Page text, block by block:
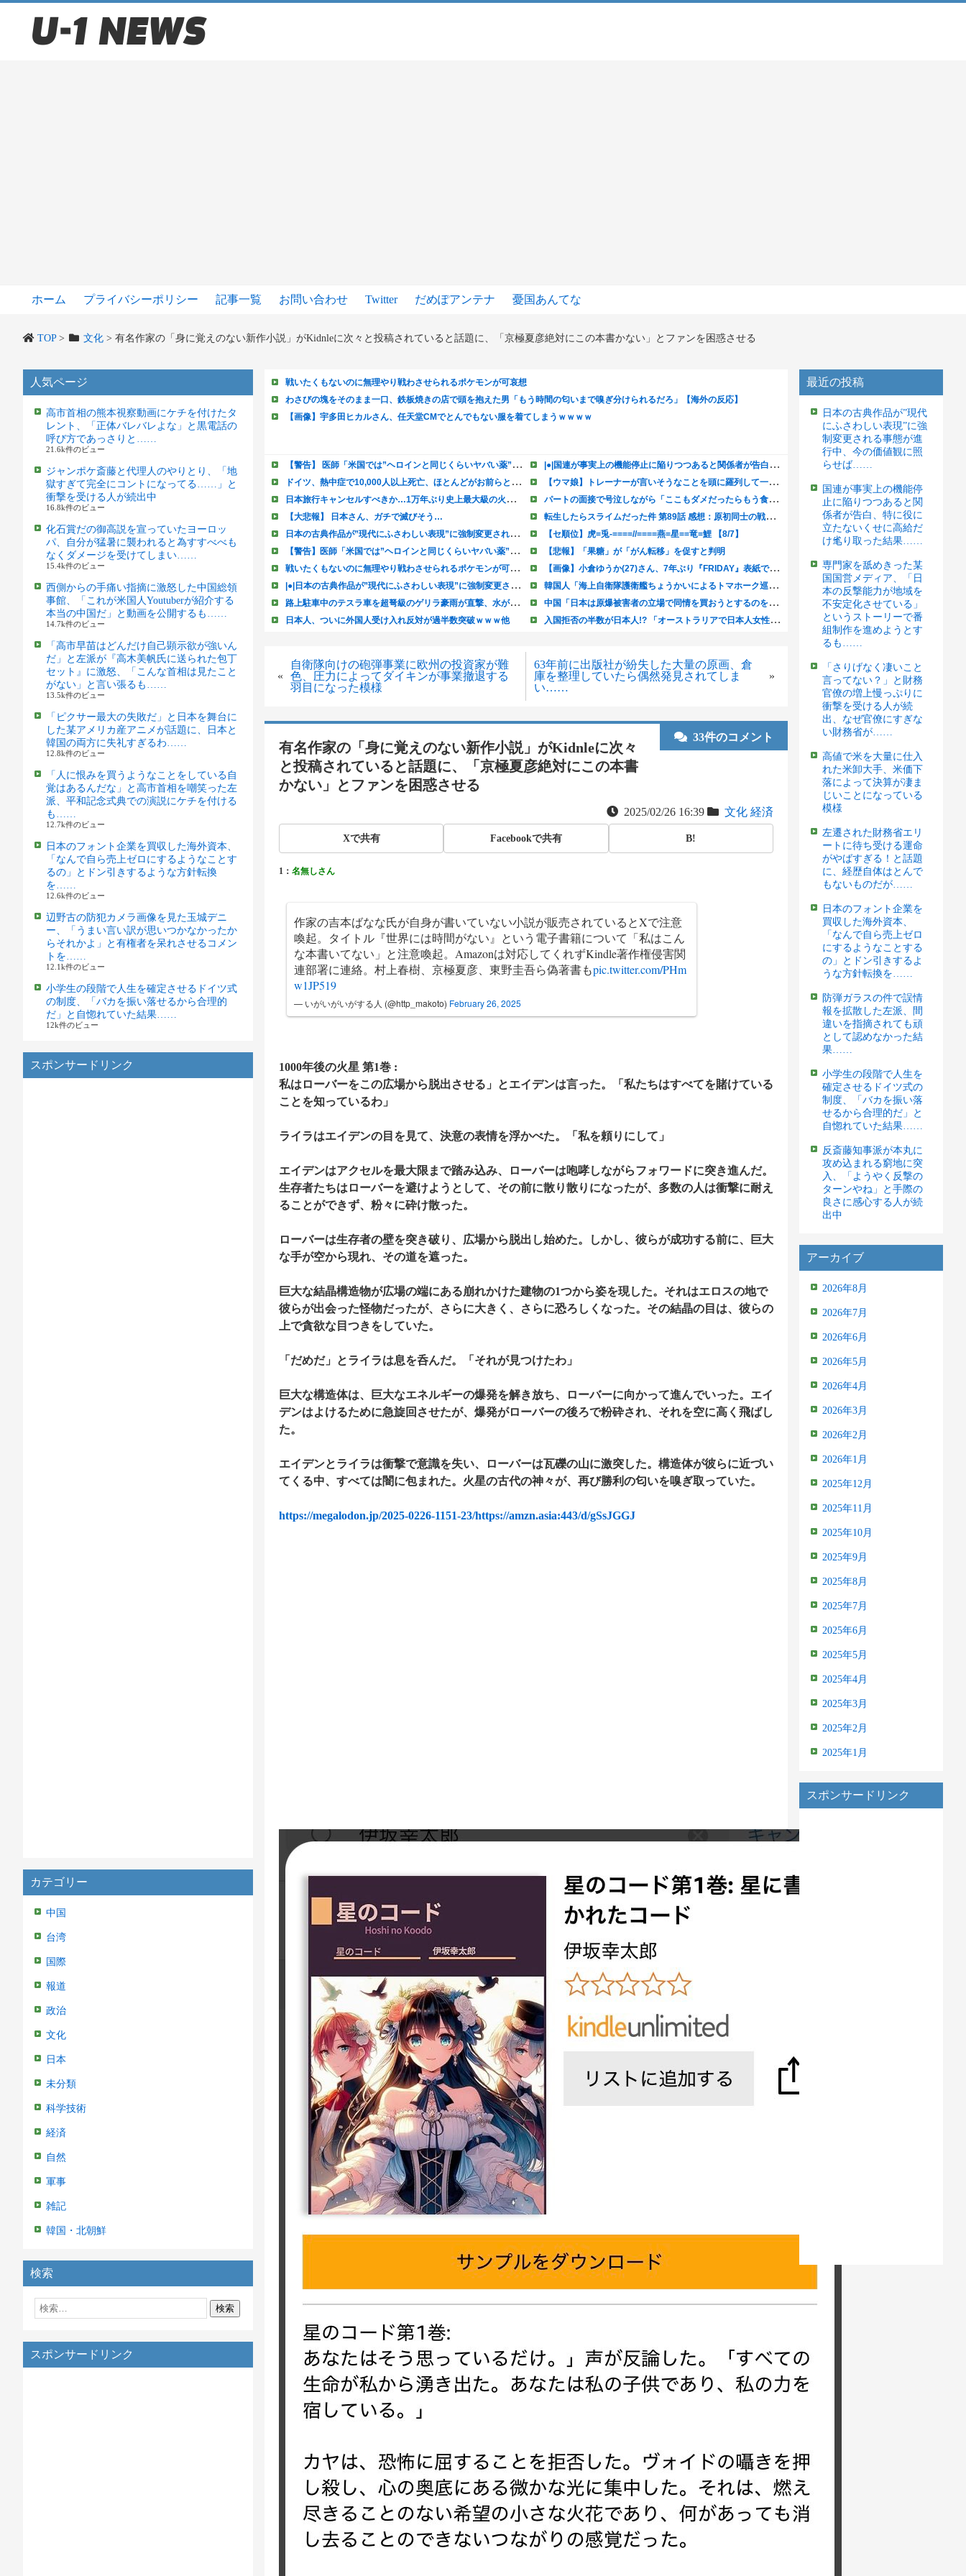
ホーム プライバシーポリシー 記事一覧 お問い合わせ Twitter だめぽアンテナ 憂国あんてな
TOP> 文化> 有名作家の「身に覚えのない新作小説」がKidnleに次々と投稿されていると話題に、「京極夏彦絶対にこの本書かない」とファンを困惑させる
人気ページ
高市首相の熊本視察動画にケチを付けたタ
レント、「正体バレバレよな」と黒電話の
呼び方であっさりと……
21.6k件のビュー
ジャンポケ斎藤と代理人のやりとり、「地
獄すぎて完全にコントになってる……」と
衝撃を受ける人が続出中
16.8k件のビュー
化石賞だの御高説を宣っていたヨーロッ
パ、自分が猛暑に襲われると為すすべべも
なくダメージを受けてしまい……
15.4k件のビュー
西側からの手痛い指摘に激怒した中国総領
事館、「これが米国人Youtuberが紹介する
本当の中国だ」と動画を公開するも……
14.7k件のビュー
「高市早苗はどんだけ自己顕示欲が強いん
だ」と左派が『高木美帆氏に送られた包丁
セット』に激怒、「こんな首相は見たこと
がない」と言い張るも……
13.5k件のビュー
「ピクサー最大の失敗だ」と日本を舞台に
した某アメリカ産アニメが話題に、日本と
韓国の両方に失礼すぎるわ……
12.8k件のビュー
「人に恨みを買うようなことをしている自
覚はあるんだな」と高市首相を嘲笑った左
派、平和記念式典での演説にケチを付ける
も……
12.7k件のビュー
日本のフォント企業を買収した海外資本、
「なんで自ら売上ゼロにするようなことす
るの」とドン引きするような方針転換
を……
12.6k件のビュー
辺野古の防犯カメラ画像を見た玉城デニ
ー、「うまい言い訳が思いつかなかったか
らそれかよ」と有権者を呆れさせるコメン
トを……
12.1k件のビュー
小学生の段階で人生を確定させるドイツ式
の制度、「バカを振い落せるから合理的
だ」と自惚れていた結果……
12k件のビュー
スポンサードリンク
カテゴリー
中国
台湾
国際
報道
政治
文化
日本
未分類
科学技術
経済
自然
軍事
雑記
韓国・北朝鮮
検索
スポンサードリンク
«
自衛隊向けの砲弾事業に欧州の投資家が難
色、圧力によってダイキンが事業撤退する
羽目になった模様
63年前に出版社が紛失した大量の原画、倉
庫を整理していたら偶然発見されてしま
い……
»
33件のコメント
有名作家の「身に覚えのない新作小説」がKidnleに次々
と投稿されていると話題に、「京極夏彦絶対にこの本書
かない」とファンを困惑させる
2025/02/26 16:39 文化 経済
Xで共有 Facebookで共有 B!
1： 名無しさん
作家の吉本ばなな氏が自身が書いていない小説が販売されているとXで注意
喚起。タイトル『世界には時間がない』という電子書籍について「私はこん
な本書いてない」と注意喚起。Amazonは対応してくれずKindle著作権侵害関
連部署に連絡。村上春樹、京極夏彦、東野圭吾ら偽著書もpic.twitter.com/PHm
w1JP519
— いがいがいがする人 (@http_makoto) February 26, 2025
1000年後の火星 第1巻 :
私はローバーをこの広場から脱出させる」とエイデンは言った。「私たちはすべてを賭けている
ことを知っているわ」
ライラはエイデンの目を見て、決意の表情を浮かべた。「私を頼りにして」
エイデンはアクセルを最大限まで踏み込み、ローバーは咆哮しながらフォワードに突き進んだ。
生存者たちはローバーを避けようとして、その前に散り散りになったが、多数の人は衝撃に耐え
ることができず、粉々に砕け散った。
ローバーは生存者の壁を突き破り、広場から脱出し始めた。しかし、彼らが成功する前に、巨大
な手が空から現れ、その道を遮った。
巨大な結晶構造物が広場の端にある崩れかけた建物の1つから姿を現した。それはエロスの地で
彼らが出会った怪物だったが、さらに大きく、さらに恐ろしくなった。その結晶の目は、彼らの
上で貪欲な目つきをしていた。
「だめだ」とライラは息を呑んだ。「それが見つけたわ」
巨大な構造体は、巨大なエネルギーの爆発を解き放ち、ローバーに向かって進んでいった。エイ
デンはよけるために急旋回させたが、爆発がローバーの後ろで粉砕され、それを空に高く飛ばし
た。
エイデンとライラは衝撃で意識を失い、ローバーは瓦礫の山に激突した。構造体が彼らに近づい
てくる中、すべては闇に包まれた。火星の古代の神々が、再び勝利の匂いを嗅ぎ取っていた。
https://megalodon.jp/2025-0226-1151-23/https://amzn.asia:443/d/gSsJGGJ
最近の投稿
日本の古典作品が”現代
にふさわしい表現”に強
制変更される事態が進
行中、今の価値観に照
らせば……
国連が事実上の機能停
止に陥りつつあると関
係者が告白、特に役に
立たないくせに高給だ
け毟り取った結果……
専門家を舐めきった某
国国営メディア、「日
本の反撃能力が地域を
不安定化させている」
というストーリーで番
組制作を進めようとす
るも……
「さりげなく凄いこと
言ってない？」と財務
官僚の増上慢っぷりに
衝撃を受ける人が続
出、なぜ官僚にすぎな
い財務省が……
高値で米を大量に仕入
れた米卸大手、米価下
落によって決算が凄ま
じいことになっている
模様
左遷された財務省エリ
ートに待ち受ける運命
がやばすぎる！と話題
に、経歴自体はとんで
もないものだが……
日本のフォント企業を
買収した海外資本、
「なんで自ら売上ゼロ
にするようなことする
の」とドン引きするよ
うな方針転換を……
防弾ガラスの件で誤情
報を拡散した左派、間
違いを指摘されても頑
として認めなかった結
果……
小学生の段階で人生を
確定させるドイツ式の
制度、「バカを振い落
せるから合理的だ」と
自惚れていた結果……
反斎藤知事派が本丸に
攻め込まれる窮地に突
入、「ようやく反撃の
ターンやね」と手際の
良さに感心する人が続
出中
アーカイブ
2026年8月
2026年7月
2026年6月
2026年5月
2026年4月
2026年3月
2026年2月
2026年1月
2025年12月
2025年11月
2025年10月
2025年9月
2025年8月
2025年7月
2025年6月
2025年5月
2025年4月
2025年3月
2025年2月
2025年1月
スポンサードリンク